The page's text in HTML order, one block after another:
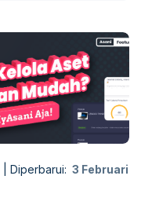
Diperbarui: 3 Februari